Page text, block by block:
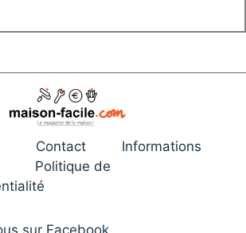
Contact
Informations
Politique de